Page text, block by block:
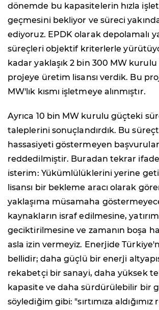
dönemde bu kapasitelerin hızla
geçmesini bekliyor ve süreci
ediyoruz. EPDK olarak depolamalı
süreçleri objektif kriterlerle
kadar yaklaşık 2 bin 300 MW
projeye üretim lisansı verdik. Bu
MW'lık kısmı işletmeye alınmıştır.
Ayrıca 10 bin MW kurulu güçteki
taleplerini sonuçlandırdık. Bu
hassasiyeti göstermeyen başvurular
reddedilmiştir. Buradan tekrar
isterim: Yükümlülüklerini yerine
lisansı bir bekleme aracı olarak
yaklaşıma müsamaha
kaynakların israf edilmesine,
geciktirilmesine ve zamanın boşa
asla izin vermeyiz. Enerjide
bellidir; daha güçlü bir enerji
rekabetçi bir sanayi, daha yüksek
kapasite ve daha sürdürülebilir bir
söylediğim gibi: "sırtımıza